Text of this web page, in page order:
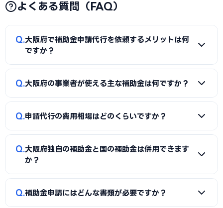
よくある質問（FAQ）
Q 大阪府で補助金申請代行を依頼するメリットは何
ですか？
A
補助金は事業計画書の完成度で採択率が大きく変わりま
成、必要書類の整備、申請システム（電子申請）の操作、採
択後の実績報告まで一貫してサポートを受けられます。本業に
Q 大阪府の事業者が使える主な補助金は何ですか？
A
国の「ものづくり補助金」「IT導入補助金」「小規模事
投資補助金」に加え、大阪府独自の補助金・助成金が活用で
きます。詳しくは本記事の「大阪府独自の補助金制度」「国
の主要補助金」の各セクションをご覧ください。
Q 申請代行の費用相場はどのくらいですか？
A
一般的に「着手金（無料〜数万円）＋成功報酬（採択額
の10〜15%程度）」の体系が多く、完全成功報酬型の事務所
約前に見積もりと報酬条件を必ず確認しましょう。当サイト
では大阪府に対応した実績豊富な専門家を無料でご紹介して
Q 大阪府独自の補助金と国の補助金は併用できます
か？
A
同一経費への重複申請はできませんが、対象経費を「設備
Q 補助金申請にはどんな書類が必要ですか？